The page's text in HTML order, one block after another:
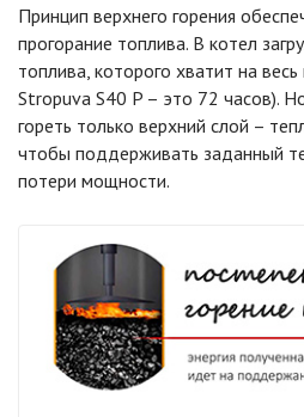
Принцип верхнего горения
прогорание топлива. В котел
топлива, которого хватит на весь
Stropuva S40 P – это 72 часов).
гореть только верхний слой –
чтобы поддерживать заданный
потери мощности.